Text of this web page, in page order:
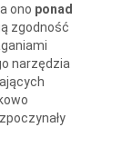
ono ponad
zgodność
narzędzia